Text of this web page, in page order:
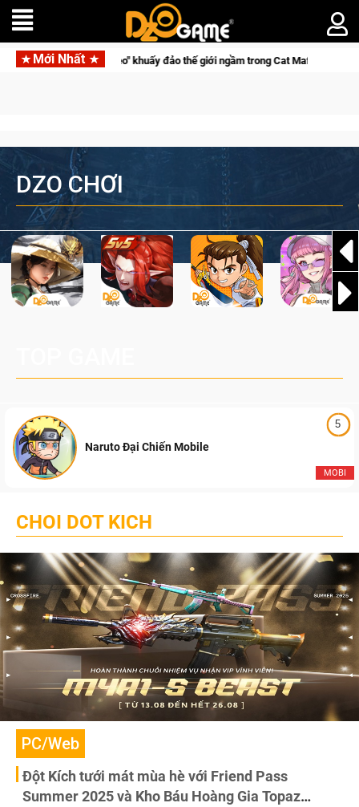
Mới Nhất
thành "Đại ca Mèo" khuấy đảo thế giới ngầm trong Cat Mafia
DZO CHƠI
5
MOBI
Naruto Đại Chiến Mobile
CHOI DOT KICH
PC/Web
Đột Kích tưới mát mùa hè với Friend Pass
Summer 2025 và Kho Báu Hoàng Gia Topaz